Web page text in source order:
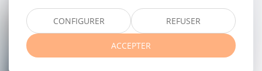
Droit immobilierCONFIGURER REFUSER
ACCEPTER